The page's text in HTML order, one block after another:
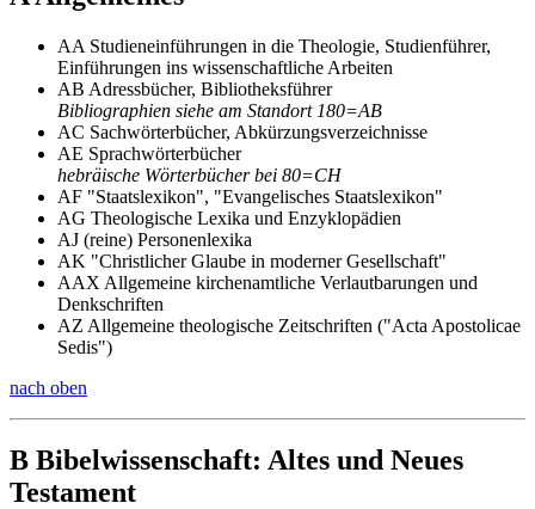
AA Studieneinführungen in die Theologie, Studienführer,
Einführungen ins wissenschaftliche Arbeiten
AB Adressbücher, Bibliotheksführer
Bibliographien siehe am Standort 180=AB
AC Sachwörterbücher, Abkürzungsverzeichnisse
AE Sprachwörterbücher
hebräische Wörterbücher bei 80=CH
AF "Staatslexikon", "Evangelisches Staatslexikon"
AG Theologische Lexika und Enzyklopädien
AJ (reine) Personenlexika
AK "Christlicher Glaube in moderner Gesellschaft"
AAX Allgemeine kirchenamtliche Verlautbarungen und
Denkschriften
AZ Allgemeine theologische Zeitschriften ("Acta Apostolicae
Sedis")
nach oben
B Bibelwissenschaft: Altes und Neues
Testament